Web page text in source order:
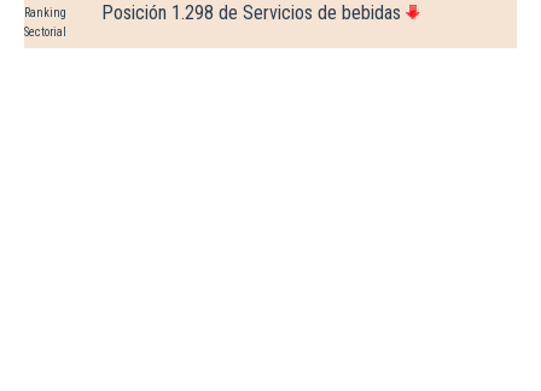
Ranking
Sectorial
Posición 1.298 de Servicios de bebidas